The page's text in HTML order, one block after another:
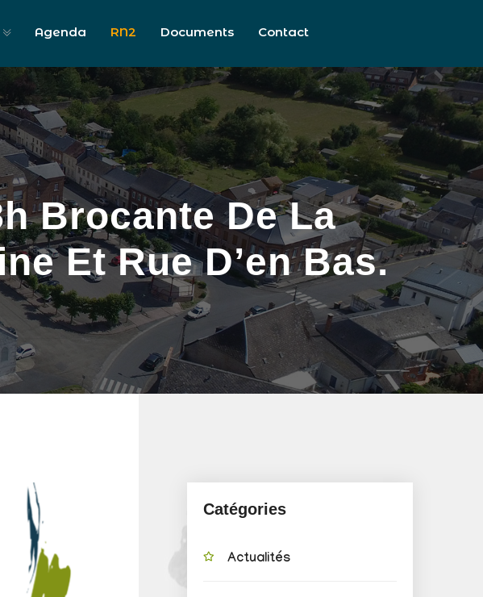
Agenda RN2 Documents Contact
Brocante De La
Et Rue D’en Bas.
Catégories
Actualités